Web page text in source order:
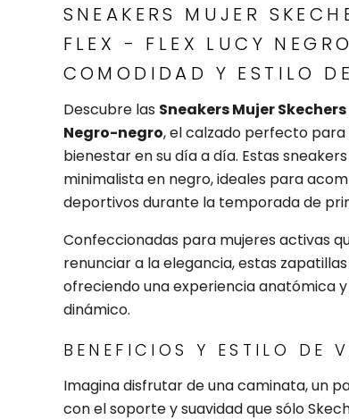
SNEAKERS MUJER
FLEX - FLEX LUCY
COMODIDAD Y ESTILO
Descubre las Sneakers Mujer
Negro-negro, el calzado perfecto para
bienestar en su día a día. Estas
minimalista en negro, ideales para
deportivos durante la temporada de
Confeccionadas para mujeres activas
renunciar a la elegancia, estas
ofreciendo una experiencia anatómica
dinámico.
BENEFICIOS Y ESTILO DE
Imagina disfrutar de una caminata, un
con el soporte y suavidad que sólo